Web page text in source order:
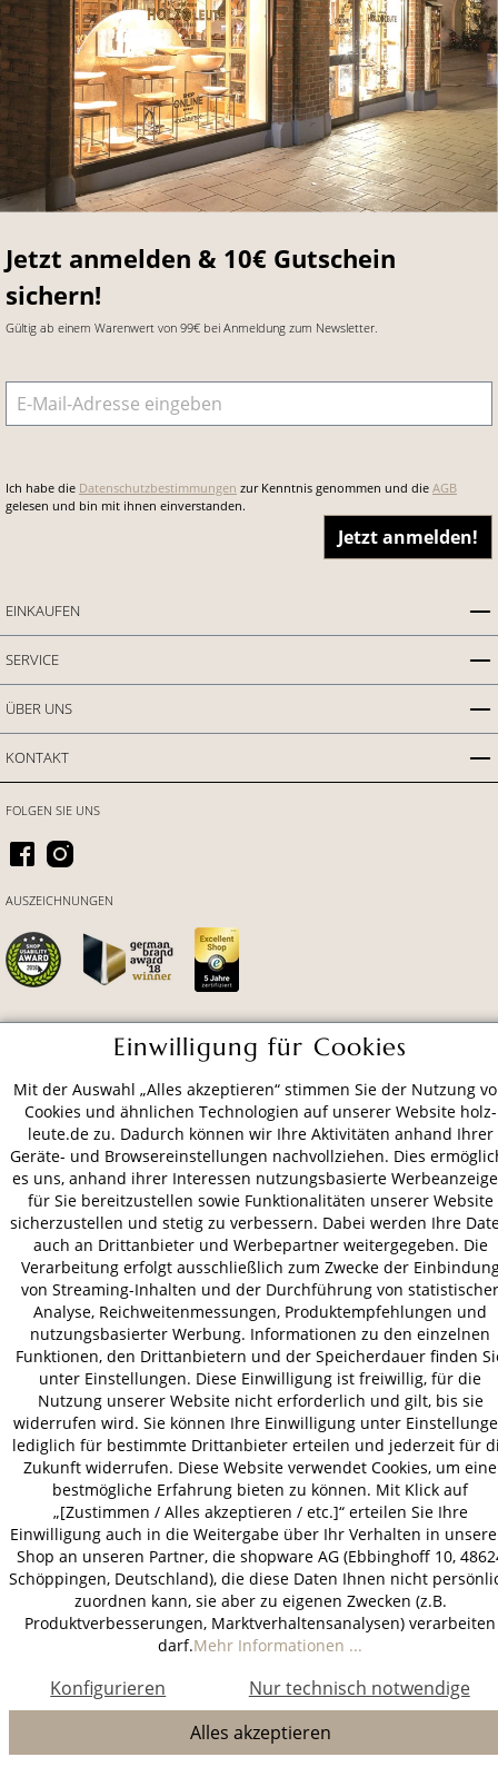
Jetzt anmelden & 10€ Gutschein
sichern!
Gültig ab einem Warenwert von 99€ bei Anmeldung zum Newsletter.
E-Mail-Adresse
Ich habe die Datenschutzbestimmungen zur Kenntnis genommen und die AGB
gelesen und bin mit ihnen einverstanden.
Jetzt anmelden!
EINKAUFEN
SERVICE
ÜBER UNS
KONTAKT
VERSAND
FOLGEN SIE UNS
AUSZEICHNUNGEN
AGB Datenschutz
Impressum
© 2026 HOLZ-LEUTE
* Alle Preise inkl. gesetzl. Mehrwertsteuer zzgl.Versandkosten.
Einwilligung für Cookies
Mit der Auswahl „Alles akzeptieren“ stimmen Sie der Nutzung
Cookies und ähnlichen Technologien auf unserer Website holz-
leute.de zu. Dadurch können wir Ihre Aktivitäten anhand Ihrer
Geräte- und Browsereinstellungen nachvollziehen. Dies
es uns, anhand ihrer Interessen nutzungsbasierte
für Sie bereitzustellen sowie Funktionalitäten unserer Website
sicherzustellen und stetig zu verbessern. Dabei werden Ihre
auch an Drittanbieter und Werbepartner weitergegeben. Die
Verarbeitung erfolgt ausschließlich zum Zwecke der
von Streaming-Inhalten und der Durchführung von statistischer
Analyse, Reichweitenmessungen, Produktempfehlungen und
nutzungsbasierter Werbung. Informationen zu den einzelnen
Funktionen, den Drittanbietern und der Speicherdauer finden
unter Einstellungen. Diese Einwilligung ist freiwillig, für die
Nutzung unserer Website nicht erforderlich und gilt, bis sie
widerrufen wird. Sie können Ihre Einwilligung unter
lediglich für bestimmte Drittanbieter erteilen und jederzeit für
Zukunft widerrufen. Diese Website verwendet Cookies, um eine
bestmögliche Erfahrung bieten zu können. Mit Klick auf
„[Zustimmen / Alles akzeptieren / etc.]“ erteilen Sie Ihre
Einwilligung auch in die Weitergabe über Ihr Verhalten in
Shop an unseren Partner, die shopware AG (Ebbinghoff 10,
Schöppingen, Deutschland), die diese Daten Ihnen nicht
zuordnen kann, sie aber zu eigenen Zwecken (z.B.
Produktverbesserungen, Marktverhaltensanalysen) verarbeiten
darf.Mehr Informationen ...
Nur technisch notwendige
Konfigurieren
Alles akzeptieren